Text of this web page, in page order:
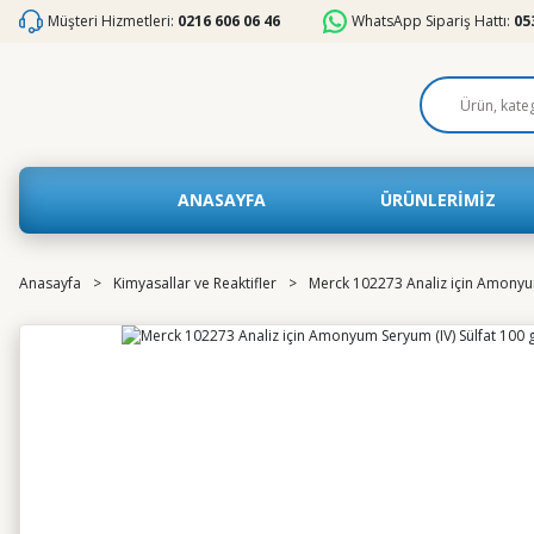
Müşteri Hizmetleri: 0216 606 06 46 WhatsApp Sipariş Hattı:
ANASAYFA ÜRÜNLERİMİZ
Anasayfa Kimyasallar ve Reaktifler Merck 102273 Analiz için